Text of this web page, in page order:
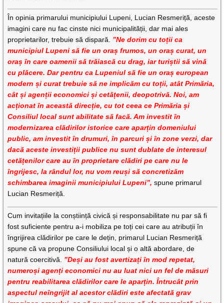
În opinia primarului municipiului Lupeni, Lucian Resmeriță, aceste
imagini care nu fac cinste nici municipalității, dar mai ales
proprietarilor, trebuie să dispară. ”Ne dorim cu toții ca
municipiul Lupeni să fie un oraș frumos, un oraș curat, un
oraș în care oamenii să trăiască cu drag, iar turiștii să vină
cu plăcere. Dar pentru ca Lupeniul să fie un oraș european
modern și curat trebuie să ne implicăm cu toții, atât Primăria,
cât și agenții economici și cetățenii, deopotrivă. Noi, am
acționat în această direcție, cu tot ceea ce Primăria și
Consiliul local sunt abilitate să facă. Am investit în
modernizarea clădirilor istorice care aparțin domeniului
public, am investit în drumuri, în parcuri și în zone verzi, dar
dacă aceste investiții publice nu sunt dublate de interesul
cetățenilor care au în proprietare clădiri pe care nu le
îngrijesc, la rândul lor, nu vom reuși să concretizăm
schimbarea imaginii municipiului Lupeni”, spune primarul
Lucian Resmeriță.
Cum invitațiile la conștiință civică și responsabilitate nu par să fi
fost suficiente pentru a-i mobiliza pe toți cei care au atribuții în
îngrijirea clădirilor pe care le dețin, primarul Lucian Resmeriță
spune că va propune Consiliului local și o altă abordare, de
natură coercitivă. ”Deși au fost avertizați în mod repetat,
numeroși agenți economici nu au luat nici un fel de măsuri
pentru reabilitarea clădirilor care le aparțin. Întrucât prin
aspectul neîngrijit al acestor clădiri este afectată grav